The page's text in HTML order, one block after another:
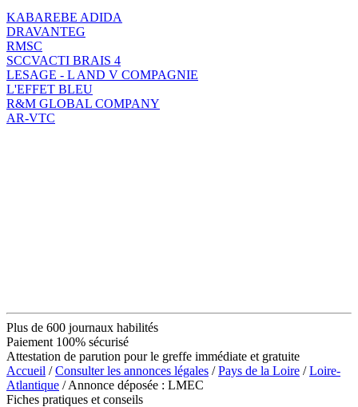
KABAREBE ADIDA
DRAVANTEG
RMSC
SCCVACTI BRAIS 4
LESAGE - L AND V COMPAGNIE
L'EFFET BLEU
R&M GLOBAL COMPANY
AR-VTC
Plus de 600 journaux habilités
Paiement 100% sécurisé
Attestation de parution pour le greffe immédiate et gratuite
Accueil /Consulter les annonces légales /Pays de la Loire /Loire-
Atlantique / Annonce déposée : LMEC
Fiches pratiques et conseils